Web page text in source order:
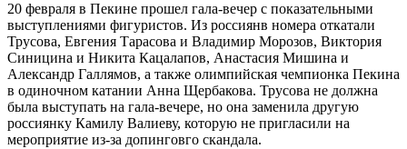
20 февраля в Пекине прошел гала-вечер с показательными
выступлениями фигуристов. Из россиянв номера откатали
Трусова, Евгения Тарасова и Владимир Морозов, Виктория
Синицина и Никита Кацалапов, Анастасия Мишина и
Александр Галлямов, а также олимпийская чемпионка Пекина
в одиночном катании Анна Щербакова. Трусова не должна
была выступать на гала-вечере, но она заменила другую
россиянку Камилу Валиеву, которую не пригласили на
мероприятие из-за допинговго скандала.